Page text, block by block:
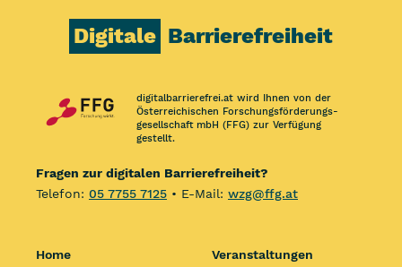
Digitale Barrierefreiheit
digitalbarrierefrei.at wird Ihnen von der
Österreichischen Forschungs­förderungs­
gesellschaft mbH (FFG) zur Verfügung
gestellt.
Fragen zur digitalen Barrierefreiheit?
Telefon: 05 7755 7125 • E-Mail: wzg@ffg.at
Home Veranstaltungen